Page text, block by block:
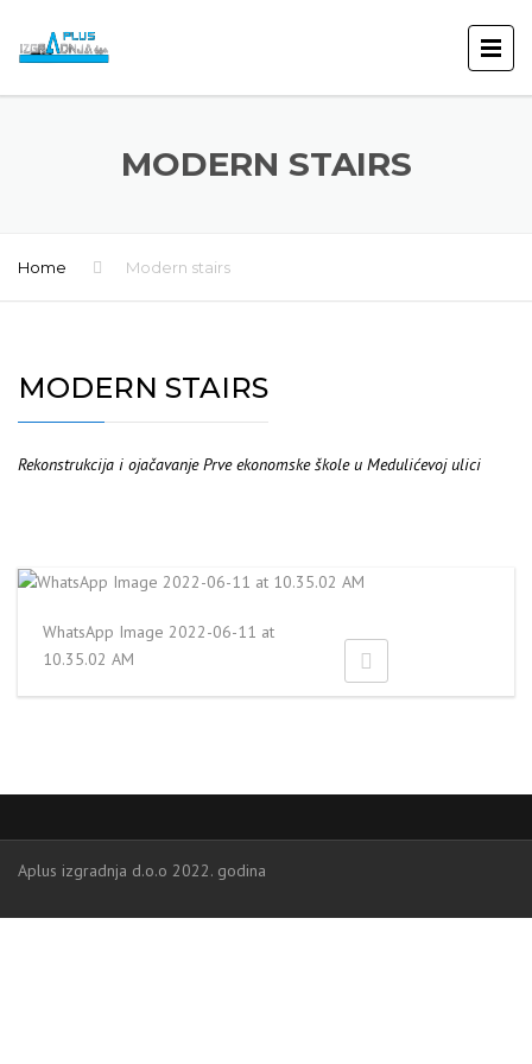
MODERN STAIRS
Home Modern stairs
MODERN STAIRS
Rekonstrukcija i ojačavanje Prve ekonomske škole u Medulićevoj ulici
WhatsApp Image 2022-06-11 at
10.35.02 AM
Aplus izgradnja d.o.o 2022. godina